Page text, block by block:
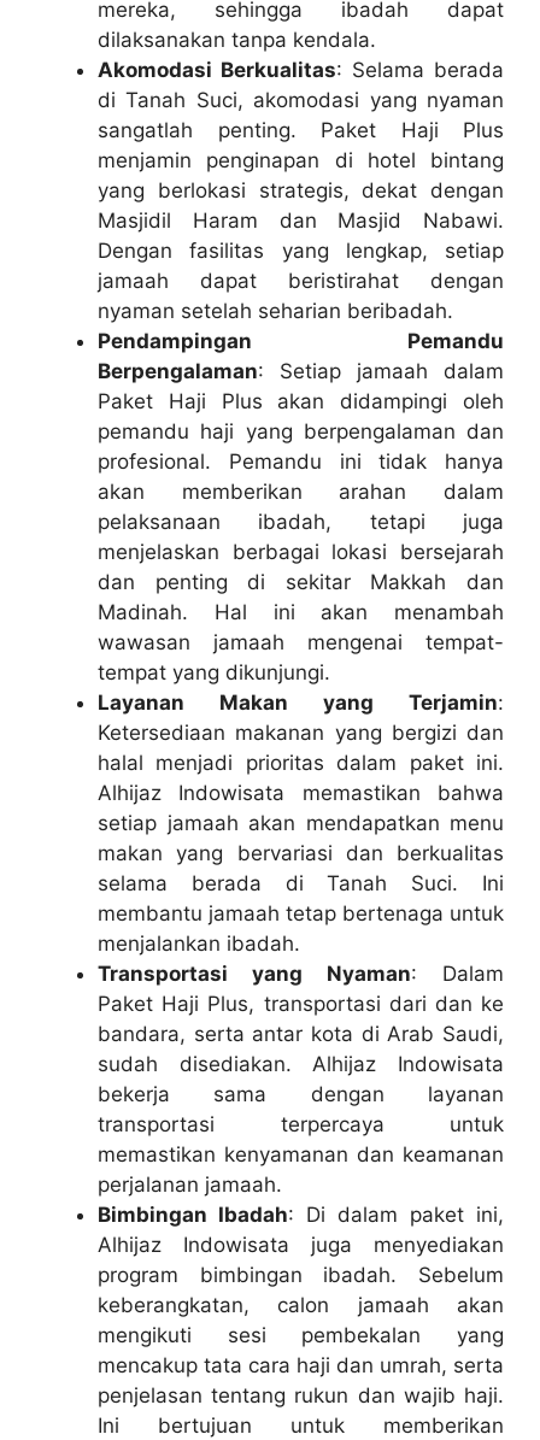
mereka, sehingga ibadah dapat
dilaksanakan tanpa kendala.
Akomodasi Berkualitas: Selama berada
di Tanah Suci, akomodasi yang nyaman
sangatlah penting. Paket Haji Plus
menjamin penginapan di hotel bintang
yang berlokasi strategis, dekat dengan
Masjidil Haram dan Masjid Nabawi.
Dengan fasilitas yang lengkap, setiap
jamaah dapat beristirahat dengan
nyaman setelah seharian beribadah.
Pendampingan Pemandu
Berpengalaman: Setiap jamaah dalam
Paket Haji Plus akan didampingi oleh
pemandu haji yang berpengalaman dan
profesional. Pemandu ini tidak hanya
akan memberikan arahan dalam
pelaksanaan ibadah, tetapi juga
menjelaskan berbagai lokasi bersejarah
dan penting di sekitar Makkah dan
Madinah. Hal ini akan menambah
wawasan jamaah mengenai tempat-
tempat yang dikunjungi.
Layanan Makan yang Terjamin:
Ketersediaan makanan yang bergizi dan
halal menjadi prioritas dalam paket ini.
Alhijaz Indowisata memastikan bahwa
setiap jamaah akan mendapatkan menu
makan yang bervariasi dan berkualitas
selama berada di Tanah Suci. Ini
membantu jamaah tetap bertenaga untuk
menjalankan ibadah.
Transportasi yang Nyaman: Dalam
Paket Haji Plus, transportasi dari dan ke
bandara, serta antar kota di Arab Saudi,
sudah disediakan. Alhijaz Indowisata
bekerja sama dengan layanan
transportasi terpercaya untuk
memastikan kenyamanan dan keamanan
perjalanan jamaah.
Bimbingan Ibadah: Di dalam paket ini,
Alhijaz Indowisata juga menyediakan
program bimbingan ibadah. Sebelum
keberangkatan, calon jamaah akan
mengikuti sesi pembekalan yang
mencakup tata cara haji dan umrah, serta
penjelasan tentang rukun dan wajib haji.
Ini bertujuan untuk memberikan